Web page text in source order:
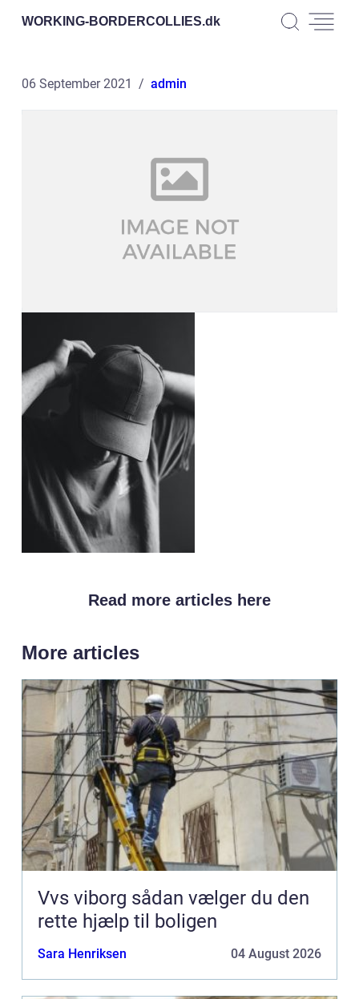
WORKING-BORDERCOLLIES.dk
06 September 2021 admin
Read more articles here
More articles
Vvs viborg sådan vælger du den
rette hjælp til boligen
Sara Henriksen 04 August 2026